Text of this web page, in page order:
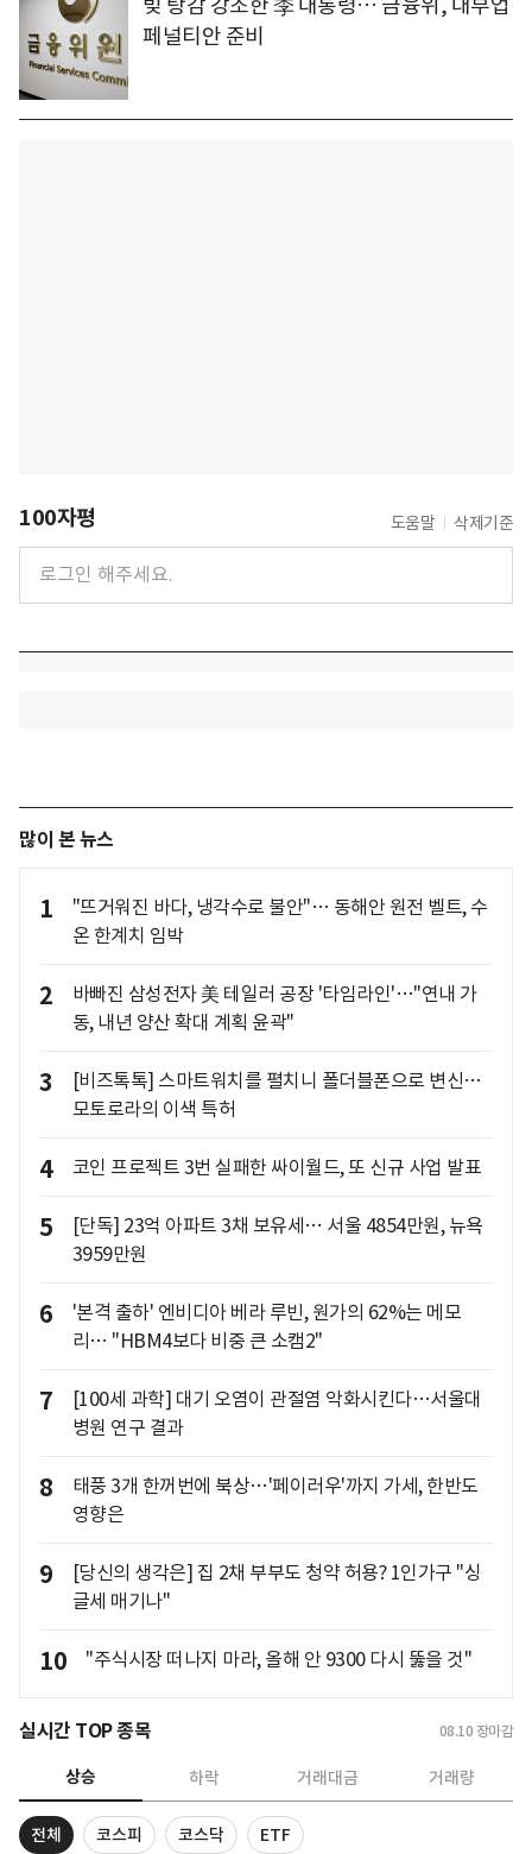
페널티안 준비
100자평 도움말 삭제기준
많이 본 뉴스
1
"뜨거워진 바다, 냉각수로 불안"… 동해안 원전 벨트, 수
온 한계치 임박
2
바빠진 삼성전자 美 테일러 공장 '타임라인'…"연내 가
동, 내년 양산 확대 계획 윤곽"
3
[비즈톡톡] 스마트워치를 펼치니 폴더블폰으로 변신…
모토로라의 이색 특허
4 코인 프로젝트 3번 실패한 싸이월드, 또 신규 사업 발표
5
[단독] 23억 아파트 3채 보유세… 서울 4854만원, 뉴욕
3959만원
6
'본격 출하' 엔비디아 베라 루빈, 원가의 62%는 메모
리… "HBM4보다 비중 큰 소캠2"
7
[100세 과학] 대기 오염이 관절염 악화시킨다…서울대
병원 연구 결과
8
태풍 3개 한꺼번에 북상…'페이러우'까지 가세, 한반도
영향은
9
[당신의 생각은] 집 2채 부부도 청약 허용? 1인가구 "싱
글세 매기나"
10 "주식시장 떠나지 마라, 올해 안 9300 다시 뚫을 것"
실시간 TOP 종목 08.10 장마감
상승 하락 거래대금 거래량
전체 코스피 코스닥 ETF